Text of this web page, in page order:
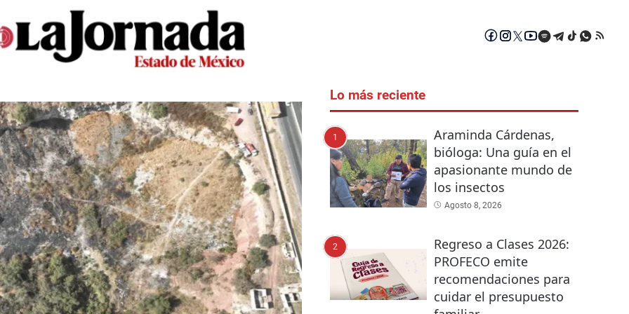
Lo más reciente
1
Araminda Cárdenas,
bióloga: Una guía en el
apasionante mundo de
los insectos
Agosto 8, 2026
2
Regreso a Clases 2026:
PROFECO emite
recomendaciones para
cuidar el presupuesto